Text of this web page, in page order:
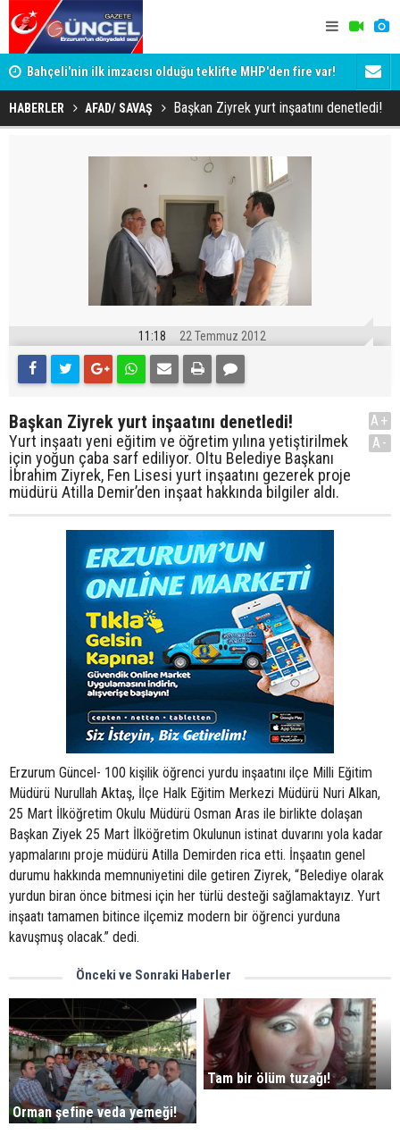
Bahçeli'nin ilk imzacısı olduğu teklifte MHP'den fire var!
İşte imzalamayan o isim
Siyaset-
Altınok ve
HABERLER AFAD/ SAVAŞ Başkan Ziyrek yurt inşaatını denetledi!
11:18 22 Temmuz 2012
Başkan Ziyrek yurt inşaatını denetledi!
Yurt inşaatı yeni eğitim ve öğretim yılına yetiştirilmek
için yoğun çaba sarf ediliyor. Oltu Belediye Başkanı
İbrahim Ziyrek, Fen Lisesi yurt inşaatını gezerek proje
müdürü Atilla Demir’den inşaat hakkında bilgiler aldı.
A+
A-
Erzurum Güncel- 100 kişilik öğrenci yurdu inşaatını ilçe Milli Eğitim
Müdürü Nurullah Aktaş, İlçe Halk Eğitim Merkezi Müdürü Nuri Alkan,
25 Mart İlköğretim Okulu Müdürü Osman Aras ile birlikte dolaşan
Başkan Ziyek 25 Mart İlköğretim Okulunun istinat duvarını yola kadar
yapmalarını proje müdürü Atilla Demirden rica etti. İnşaatın genel
durumu hakkında memnuniyetini dile getiren Ziyrek, “Belediye olarak
yurdun biran önce bitmesi için her türlü desteği sağlamaktayız. Yurt
inşaatı tamamen bitince ilçemiz modern bir öğrenci yurduna
kavuşmuş olacak.” dedi.
Önceki ve Sonraki Haberler
Orman şefine veda yemeği!
Tam bir ölüm tuzağı!